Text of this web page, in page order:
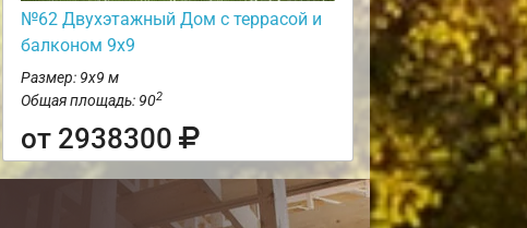
№62 Двухэтажный Дом с террасой и
балконом 9х9
Размер: 9х9 м
Общая площадь: 902
от 2938300